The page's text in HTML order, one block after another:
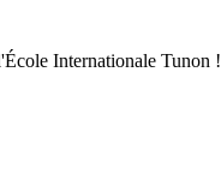
Internationale Tunon !